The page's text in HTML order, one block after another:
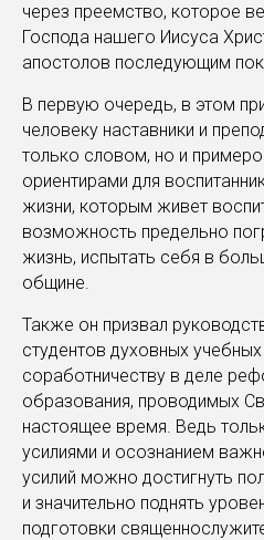
через преемство, которое
Господа нашего Иисуса
апостолов последующим
В первую очередь, в этом
человеку наставники и
только словом, но и
ориентирами для
жизни, которым живет
возможность предельно
жизнь, испытать себя в
общине.
Также он призвал
студентов духовных
соработничеству в деле
образования, проводимых
настоящее время. Ведь
усилиями и осознанием
усилий можно достигнуть
и значительно поднять
подготовки